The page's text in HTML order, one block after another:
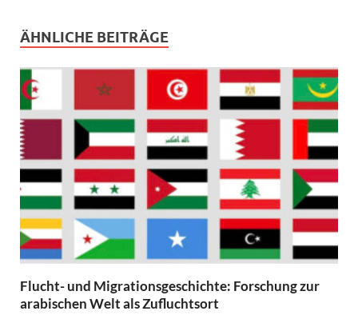
ÄHNLICHE BEITRÄGE
Flucht- und Migrationsgeschichte: Forschung zur
arabischen Welt als Zufluchtsort